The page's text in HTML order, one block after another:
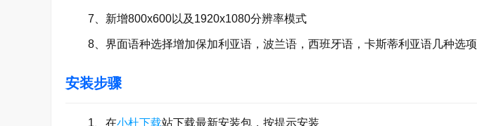
7、新增800x600以及1920x1080分辨率模式
8、界面语种选择增加保加利亚语，波兰语，西班牙语，卡斯蒂利亚语几种选项
安装步骤
1、在小杜下载站下载最新安装包，按提示安装